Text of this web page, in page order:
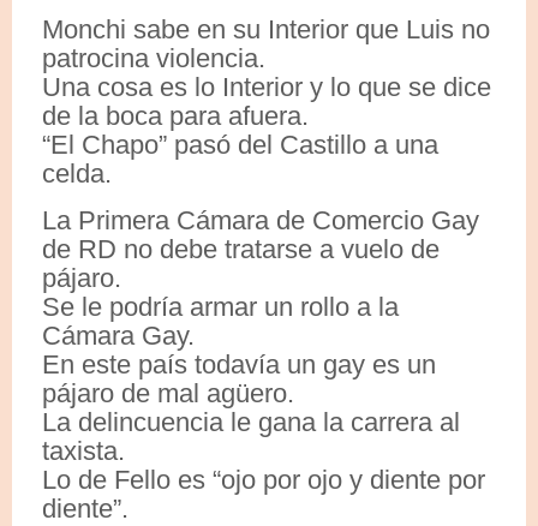
Monchi sabe en su Interior que Luis no
patrocina violencia.
Una cosa es lo Interior y lo que se dice
de la boca para afuera.
“El Chapo” pasó del Castillo a una
celda.
La Primera Cámara de Comercio Gay
de RD no debe tratarse a vuelo de
pájaro.
Se le podría armar un rollo a la
Cámara Gay.
En este país todavía un gay es un
pájaro de mal agüero.
La delincuencia le gana la carrera al
taxista.
Lo de Fello es “ojo por ojo y diente por
diente”.